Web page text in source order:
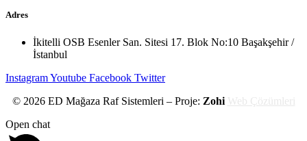
Adres
İkitelli OSB Esenler San. Sitesi 17. Blok No:10 Başakşehir /
İstanbul
InstagramYoutube Facebook Twitter
© 2026 ED Mağaza Raf Sistemleri – Proje: Zohi
Open chat